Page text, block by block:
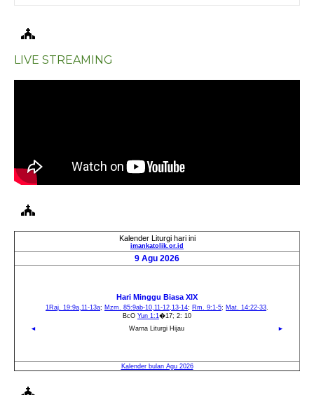
LIVE STREAMING